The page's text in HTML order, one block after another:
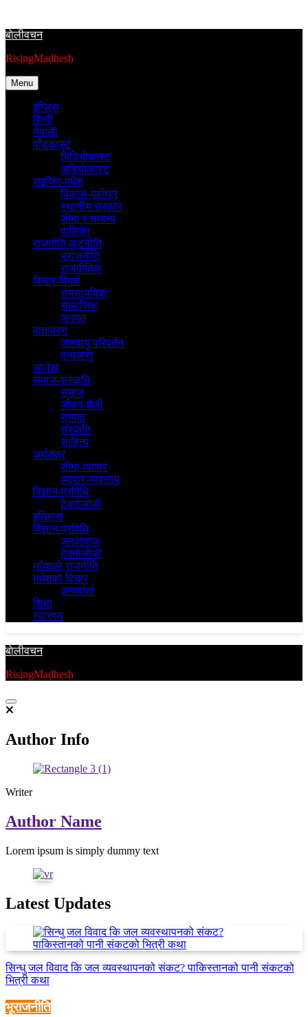
content
बाेलीवचन
RisingMadhesh
Menu
इंग्लिस
हिन्दी
नेपाली
पाँडकास्ट
भिडियाेकास्ट
अडियाेकास्ट
राइजिंग-मधेश
विकास-पूर्वाधार
स्थानीय सरकार
सीमा र सम्बन्ध
पालिका
राजनीति-कुटनीति
भूराजनीति
राजनीतिक
विचार-विमर्श
समसामयिक
सामाजिक
जनमत
वातावरण
जलवायु परिवर्तन
वन्यजन्तु
आलेख
समाज-संस्कृति
समाज
जीवन-शैली
सम्पदा
संस्कृति
साहित्य
अर्थतंत्र
सीमा-व्यापार
व्यापार-व्यवसाय
विज्ञान-प्रविधि
टेक्नोलोजी
इतिहास
विज्ञान-प्रविधि
जनआवाज
टेक्नोलोजी
मधेशकाे राजनीति
मधेशकाे विचार
अन्तर्वार्ता
शिक्षा
स्वास्थ्य
बाेलीवचन
RisingMadhesh
Author Info
Writer
Author Name
Lorem ipsum is simply dummy text
Latest Updates
सिन्धु जल विवाद कि जल व्यवस्थापनको संकट? पाकिस्तानको पानी संकटको
भित्री कथा
भूराजनीति